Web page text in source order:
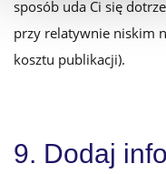
sposób uda Ci się
przy relatywnie niskim
kosztu publikacji).
9. Dodaj